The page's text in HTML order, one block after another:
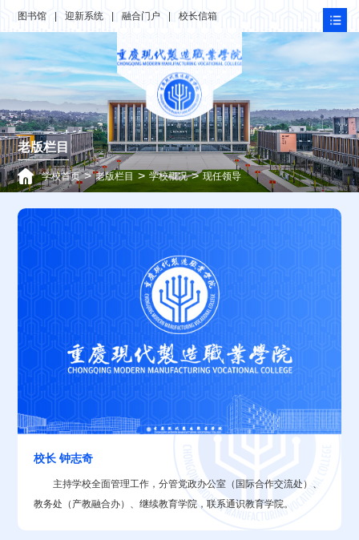
图书馆 迎新系统 融合门户 校长信箱
老版栏目
学校首页 > 老版栏目 > 学校概况 > 现任领导
校长 钟志奇
​主持学校全面管理工作，分管党政办公室（国际合作交流处）、
教务处（产教融合办）、继续教育学院，联系通识教育学院。